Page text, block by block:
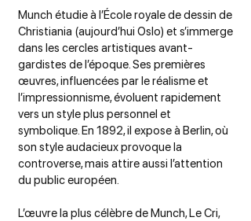
Munch étudie à l’École royale de dessin de
Christiania (aujourd’hui Oslo) et s’immerge
dans les cercles artistiques avant-
gardistes de l’époque. Ses premières
œuvres, influencées par le réalisme et
l’impressionnisme, évoluent rapidement
vers un style plus personnel et
symbolique. En 1892, il expose à Berlin, où
son style audacieux provoque la
controverse, mais attire aussi l’attention
du public européen.
L’œuvre la plus célèbre de Munch, Le Cri,